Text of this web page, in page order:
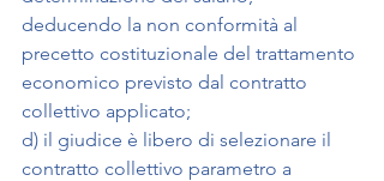
deducendo la non conformità al
precetto costituzionale del trattamento
economico previsto dal contratto
collettivo applicato;
d) il giudice è libero di selezionare il
contratto collettivo parametro a